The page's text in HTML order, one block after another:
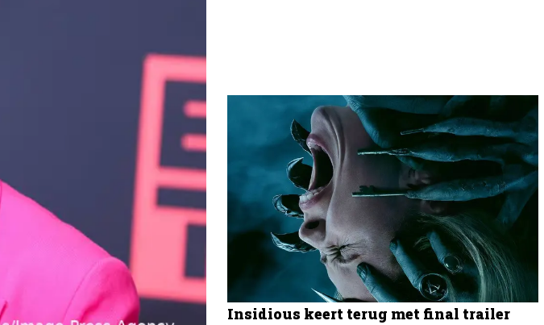
Insidious keert terug met final trailer